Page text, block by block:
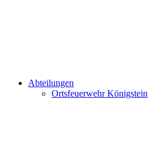
Abteilungen
Ortsfeuerwehr Königstein